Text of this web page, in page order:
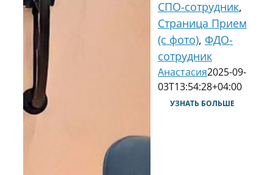
СПО-сотрудник,
Страница Прием
(с фото), ФДО-
сотрудник
Анастасия2025-09-
03T13:54:28+04:00
УЗНАТЬ БОЛЬШЕ